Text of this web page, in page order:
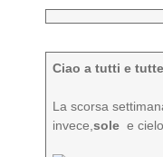
Ciao a tutti e
La scorsa
invece,sole e